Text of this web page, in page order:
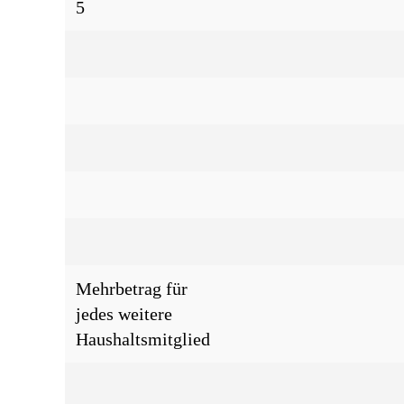
5
Mehrbetrag für
jedes weitere
Haushaltsmitglied